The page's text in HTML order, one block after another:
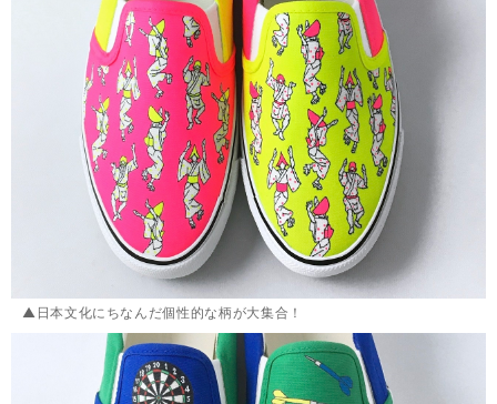
▲日本文化にちなんだ個性的な柄が大集合！